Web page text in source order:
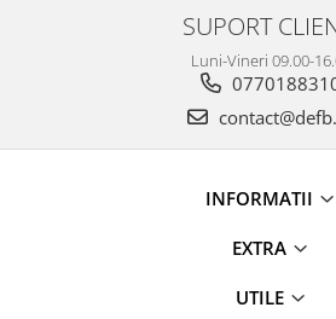
SUPORT
Luni-Vineri 09.00-
INFORMATII
EXTRA
UTILE